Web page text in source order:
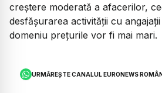
creștere moderată a afacerilor,
desfășurarea activității cu
domeniu prețurile vor fi mai mari.
URMĂREȘTE CANALUL EURONEWS